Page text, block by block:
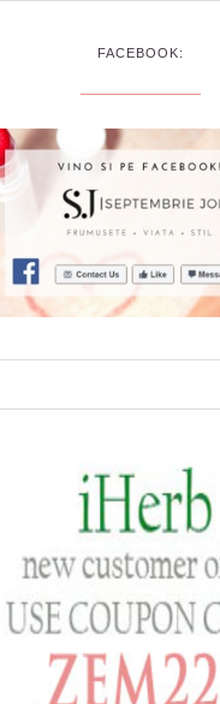
FACEBOOK: